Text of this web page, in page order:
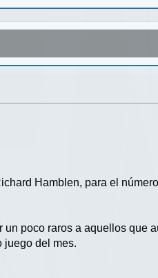
Hamblen, para el
un poco raros a aquellos que
juego del mes.